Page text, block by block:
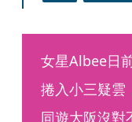
女星Albee日
捲入小三疑雲
同遊大阪沒對